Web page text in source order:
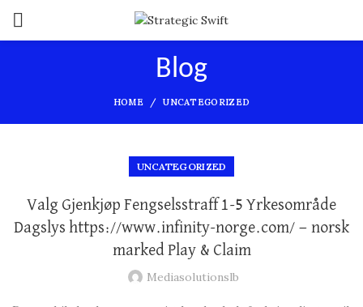
Blog
HOME UNCATEGORIZED
UNCATEGORIZED
Valg Gjenkjøp Fengselsstraff 1-5 Yrkesområde
Dagslys https://www.infinity-norge.com/ — norsk
marked Play & Claim
Mediasolutionslb